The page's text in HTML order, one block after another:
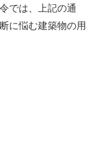
では、上記の通
に悩む建築物の用